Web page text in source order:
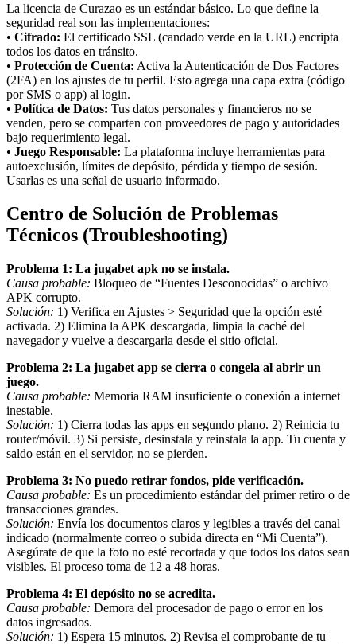
La licencia de Curazao es un estándar básico. Lo que define la
seguridad real son las implementaciones:
• Cifrado: El certificado SSL (candado verde en la URL) encripta
todos los datos en tránsito.
• Protección de Cuenta: Activa la Autenticación de Dos Factores
(2FA) en los ajustes de tu perfil. Esto agrega una capa extra (código
por SMS o app) al login.
• Política de Datos: Tus datos personales y financieros no se
venden, pero se comparten con proveedores de pago y autoridades
bajo requerimiento legal.
• Juego Responsable: La plataforma incluye herramientas para
autoexclusión, límites de depósito, pérdida y tiempo de sesión.
Usarlas es una señal de usuario informado.
Centro de Solución de Problemas
Técnicos (Troubleshooting)
Problema 1: La jugabet apk no se instala.
Causa probable: Bloqueo de “Fuentes Desconocidas” o archivo
APK corrupto.
Solución: 1) Verifica en Ajustes > Seguridad que la opción esté
activada. 2) Elimina la APK descargada, limpia la caché del
navegador y vuelve a descargarla desde el sitio oficial.
Problema 2: La jugabet app se cierra o congela al abrir un
juego.
Causa probable: Memoria RAM insuficiente o conexión a internet
inestable.
Solución: 1) Cierra todas las apps en segundo plano. 2) Reinicia tu
router/móvil. 3) Si persiste, desinstala y reinstala la app. Tu cuenta y
saldo están en el servidor, no se pierden.
Problema 3: No puedo retirar fondos, pide verificación.
Causa probable: Es un procedimiento estándar del primer retiro o de
transacciones grandes.
Solución: Envía los documentos claros y legibles a través del canal
indicado (normalmente correo o subida directa en “Mi Cuenta”).
Asegúrate de que la foto no esté recortada y que todos los datos sean
visibles. El proceso toma de 12 a 48 horas.
Problema 4: El depósito no se acredita.
Causa probable: Demora del procesador de pago o error en los
datos ingresados.
Solución: 1) Espera 15 minutos. 2) Revisa el comprobante de tu